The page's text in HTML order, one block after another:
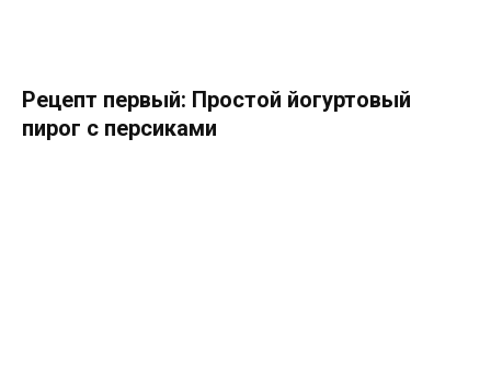
Рецепт первый: Простой йогуртовый
пирог с персиками